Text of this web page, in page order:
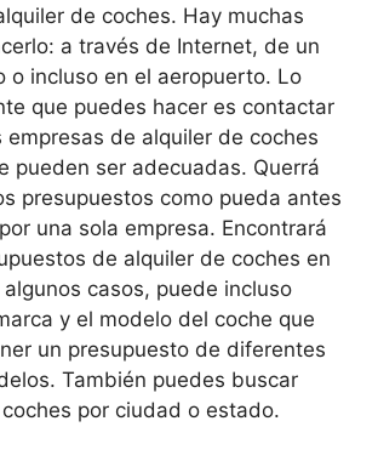
de coches. Hay muchas
a través de Internet, de un
o incluso en el aeropuerto. Lo
que puedes hacer es contactar
empresas de alquiler de coches
pueden ser adecuadas. Querrá
presupuestos como pueda antes
una sola empresa. Encontrará
de alquiler de coches en
casos, puede incluso
y el modelo del coche que
un presupuesto de diferentes
También puedes buscar
por ciudad o estado.